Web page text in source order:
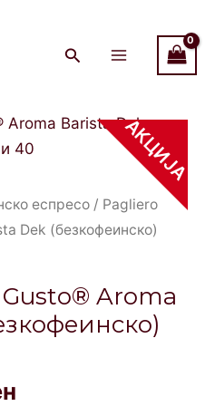
Menu
АКЦИЈА
еспресо / Pagliero
Dek (безкофеинско)
Aroma
Current
price
649 ден.